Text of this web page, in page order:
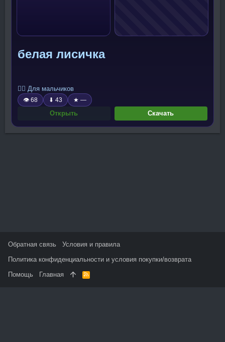
белая лисичка
🧍‍♂️ Для мальчиков
👁 68 ⬇ 43 ★ —
Открыть Скачать
Обратная связь
Условия и правила
Политика конфиденциальности и условия покупки/возврата
Помощь
Главная
R